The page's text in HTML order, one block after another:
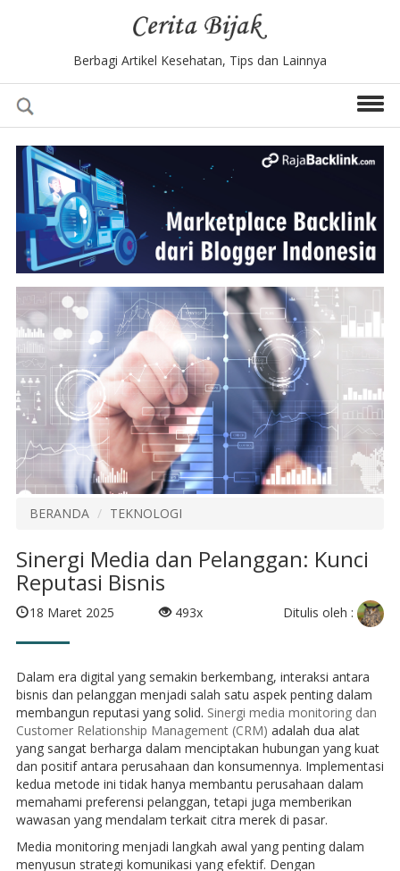
Berbagi Artikel Kesehatan, Tips dan Lainnya
BERANDA TEKNOLOGI
Sinergi Media dan Pelanggan: Kunci
Reputasi Bisnis
18 Maret 2025 493x Ditulis oleh :
Dalam era digital yang semakin berkembang, interaksi antara
bisnis dan pelanggan menjadi salah satu aspek penting dalam
membangun reputasi yang solid. Sinergi media monitoring dan
Customer Relationship Management (CRM) adalah dua alat
yang sangat berharga dalam menciptakan hubungan yang kuat
dan positif antara perusahaan dan konsumennya. Implementasi
kedua metode ini tidak hanya membantu perusahaan dalam
memahami preferensi pelanggan, tetapi juga memberikan
wawasan yang mendalam terkait citra merek di pasar.
Media monitoring menjadi langkah awal yang penting dalam
menyusun strategi komunikasi yang efektif. Dengan